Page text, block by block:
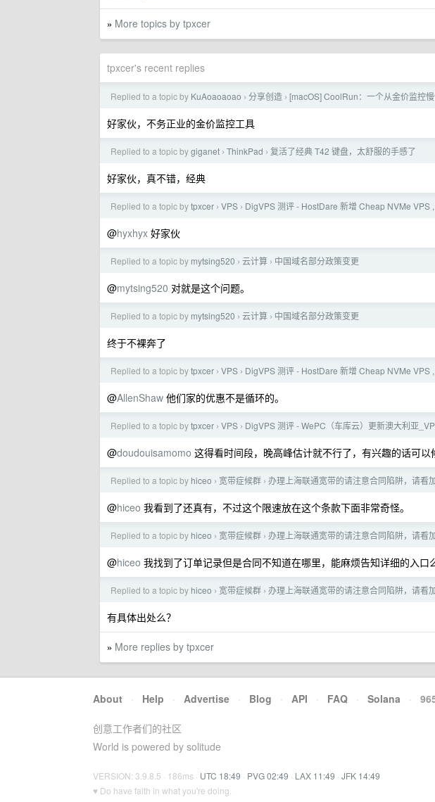
» More topics by tpxcer
tpxcer's recent replies
Replied to a topic by KuAoaoaoao › 分享创造 › [macOS] CoolRun：一个从金价监控
好家伙，不务正业的金价监控工具
Replied to a topic bygiganet › ThinkPad › 复活了经典 T42 键盘，太舒服的手感了
好家伙，真不错，经典
Replied to a topic bytpxcer › VPS › DigVPS 测评 - HostDare 新增 Cheap NVMe VPS ,
@hyxhyx 好家伙
Replied to a topic by mytsing520 › 云计算 › 中国域名部分政策变更
@mytsing520 对就是这个问题。
Replied to a topic by mytsing520 › 云计算 › 中国域名部分政策变更
终于不裸奔了
Replied to a topic bytpxcer › VPS › DigVPS 测评 - HostDare 新增 Cheap NVMe VPS ,
@AllenShaw 他们家的优惠不是循环的。
Replied to a topic bytpxcer › VPS › DigVPS 测评 - WePC（车库云）更新澳大利亚
@doudouisamomo 这得看时间段，晚高峰估计就不行了，有兴趣的话可以
Replied to a topic by hiceo › 宽带症候群 › 办理上海联通宽带的请注意合同陷阱，请看
@hiceo 我看到了还真有，不过这个限速放在这个条款下面非常奇怪。
Replied to a topic by hiceo › 宽带症候群 › 办理上海联通宽带的请注意合同陷阱，请看
@hiceo 我找到了订单记录但是合同不知道在哪里，能麻烦告知详细的入口
Replied to a topic by hiceo › 宽带症候群 › 办理上海联通宽带的请注意合同陷阱，请看
有具体出处么？
» More replies by tpxcer
About · Help · Advertise · Blog · API · FAQ · Solana ·
创意工作者们的社区
World is powered by solitude
VERSION: 3.9.8.5 · 186ms · UTC 18:49 · PVG 02:49 · LAX 11:49 · JFK 14:49
♥ Do have faith in what you're doing.